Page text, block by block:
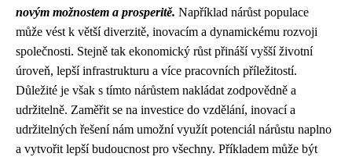
novým možnostem a prosperitě. Například nárůst populace
může vést k větší diverzitě, inovacím a dynamickému rozvoji
společnosti. Stejně tak ekonomický růst přináší vyšší životní
úroveň, lepší infrastrukturu a více pracovních příležitostí.
Důležité je však s tímto nárůstem nakládat zodpovědně a
udržitelně. Zaměřit se na investice do vzdělání, inovací a
udržitelných řešení nám umožní využít potenciál nárůstu naplno
a vytvořit lepší budoucnost pro všechny. Příkladem může být